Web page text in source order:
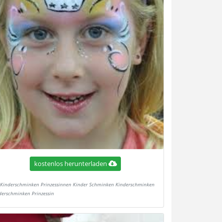
kostenlos herunterladen
Kinderschminken Prinzessinnen Kinder Schminken Kinderschminken
Prinzessin